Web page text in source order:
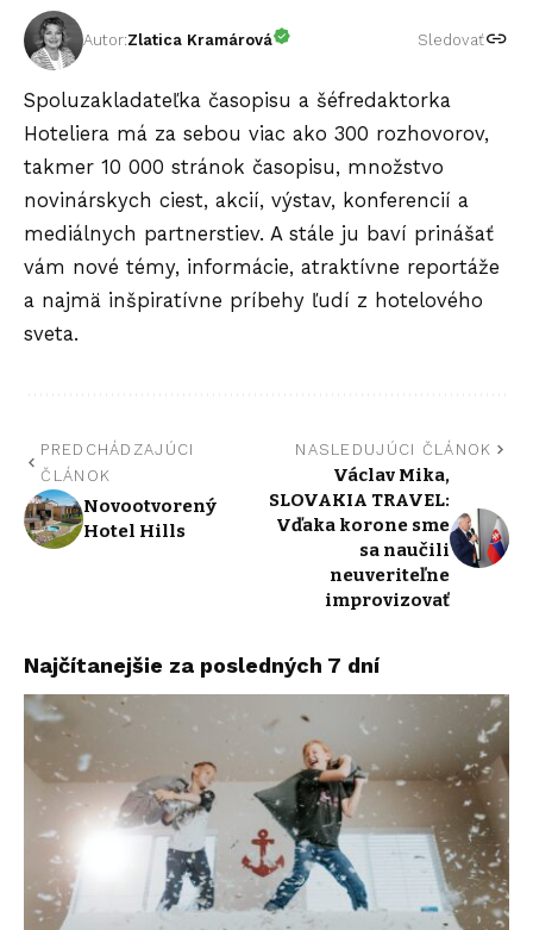
Autor:Zlatica Kramárová Sledovať
Spoluzakladateľka časopisu a šéfredaktorka
Hoteliera má za sebou viac ako 300 rozhovorov,
takmer 10 000 stránok časopisu, množstvo
novinárskych ciest, akcií, výstav, konferencií a
mediálnych partnerstiev. A stále ju baví prinášať
vám nové témy, informácie, atraktívne reportáže
a najmä inšpiratívne príbehy ľudí z hotelového
sveta.
PREDCHÁDZAJÚCI
ČLÁNOK
Novootvorený
Hotel Hills
NASLEDUJÚCI ČLÁNOK
Václav Mika,
SLOVAKIA TRAVEL:
Vďaka korone sme
sa naučili
neuveriteľne
improvizovať
Najčítanejšie za posledných 7 dní